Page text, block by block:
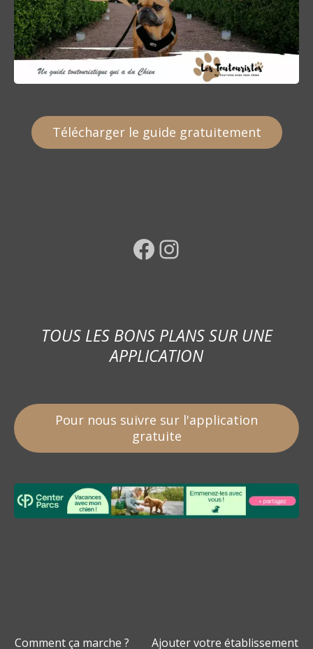
Télécharger le guide gratuitement
Facebook Instagram
TOUS LES BONS PLANS SUR UNE
APPLICATION
Pour nous suivre sur l'application
gratuite
Comment ça marche ? Ajouter votre établissement